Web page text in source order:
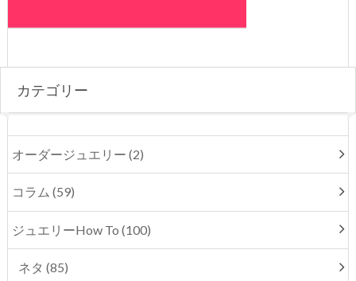
カテゴリー
オーダージュエリー (2)
コラム (59)
ジュエリーHow To (100)
ネタ (85)